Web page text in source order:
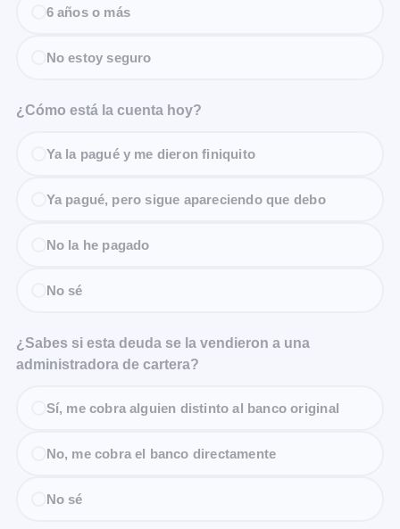
6 años o más
No estoy seguro
¿Cómo está la cuenta hoy?
Ya la pagué y me dieron finiquito
Ya pagué, pero sigue apareciendo que debo
No la he pagado
No sé
¿Sabes si esta deuda se la vendieron a una
administradora de cartera?
Sí, me cobra alguien distinto al banco original
No, me cobra el banco directamente
No sé